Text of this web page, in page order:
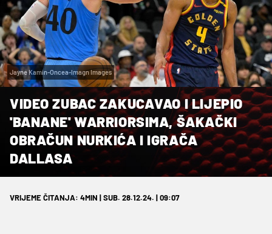
Jayne Kamin-Oncea-Imagn Images
VIDEO ZUBAC ZAKUCAVAO I LIJEPIO
'BANANE' WARRIORSIMA, ŠAKAČKI
OBRAČUN NURKIĆA I IGRAČA
DALLASA
VRIJEME ČITANJA: 4MIN | SUB. 28.12.24. | 09:07